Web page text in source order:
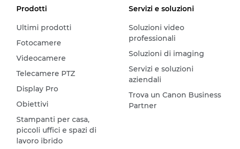
Prodotti
Ultimi prodotti
Fotocamere
Videocamere
Telecamere PTZ
Display Pro
Obiettivi
Stampanti per casa,
piccoli uffici e spazi di
lavoro ibrido
Servizi e soluzioni
Soluzioni video
professionali
Soluzioni di imaging
Servizi e soluzioni
aziendali
Trova un Canon Business
Partner